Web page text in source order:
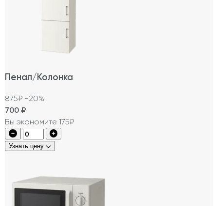
Пенал/Колонка
875₽ −20%
700 ₽
Вы экономите 175₽
Узнать цену